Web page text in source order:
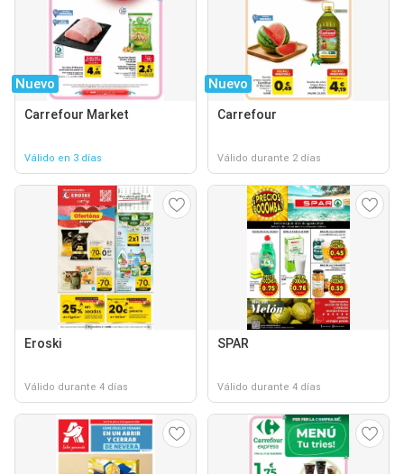
Nuevo
Carrefour Market
Válido en 3 días
Nuevo
Carrefour
Válido durante 2 días
Eroski
Válido durante 4 días
SPAR
Válido durante 4 días